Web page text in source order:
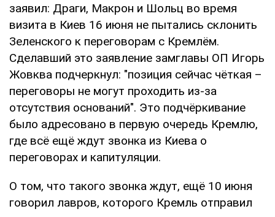
заявил: Драги, Макрон и Шольц во время
визита в Киев 16 июня не пытались склонить
Зеленского к переговорам с Кремлём.
Сделавший это заявление замглавы ОП Игорь
Жовква подчеркнул: "позиция сейчас чёткая –
переговоры не могут проходить из-за
отсутствия оснований". Это подчёркивание
было адресовано в первую очередь Кремлю,
где всё ещё ждут звонка из Киева о
переговорах и капитуляции.
О том, что такого звонка ждут, ещё 10 июня
говорил лавров, которого Кремль отправил